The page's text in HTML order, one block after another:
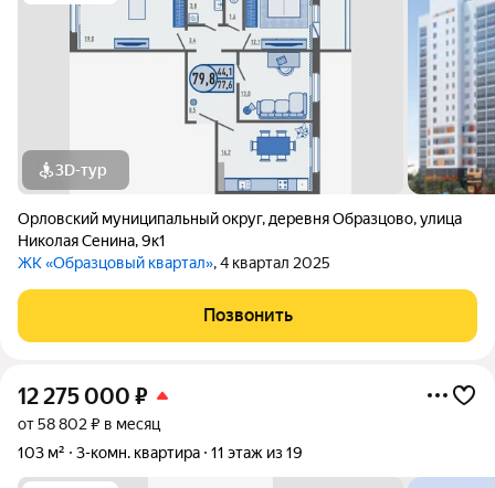
3D-тур
Орловский муниципальный округ, деревня Образцово,улица
Николая Сенина,9к1
ЖК «Образцовый квартал», 4 квартал 2025
Позвонить
12 275 000 ₽
от 58 802 ₽ в месяц
103 м²
3-комн. квартира 11 этаж из 19